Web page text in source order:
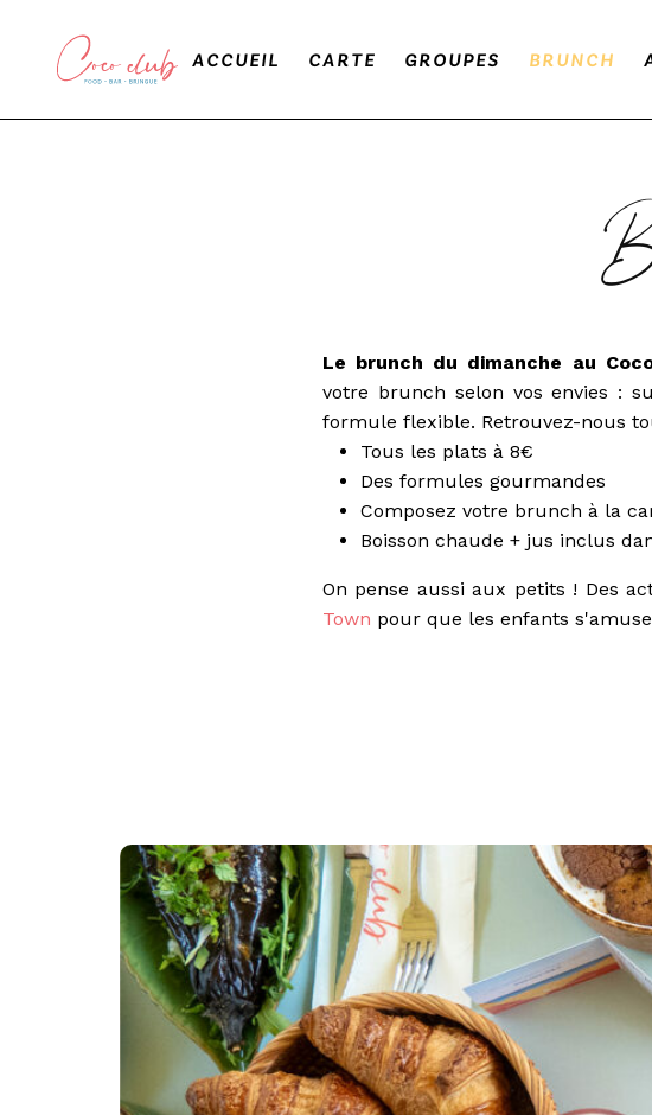
ACCUEIL CARTE GROUPES BRUNCH
Le brunch du dimanche au
votre brunch selon vos envies :
formule flexible. Retrouvez-nous
Tous les plats à 8€
Des formules gourmandes
Composez votre brunch à la
Boisson chaude + jus inclus
On pense aussi aux petits ! Des
Town pour que les enfants